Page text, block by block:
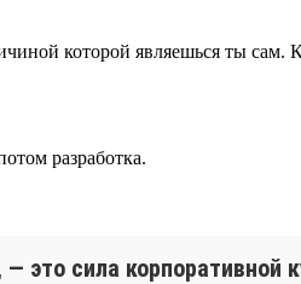
которой являешься ты сам.
разработка.
это сила